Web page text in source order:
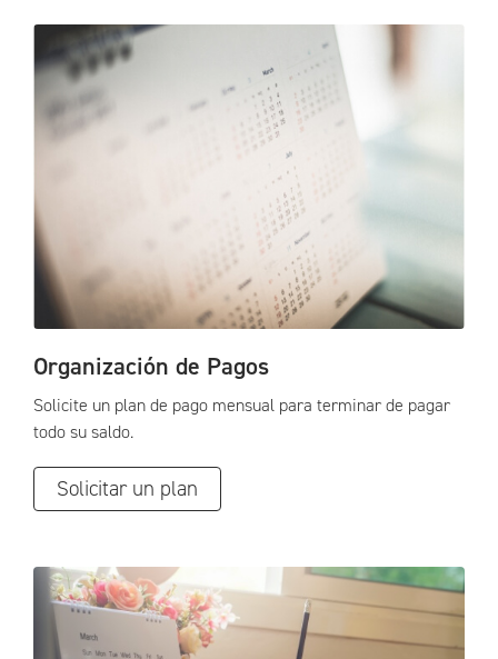
Organización de Pagos
Solicite un plan de pago mensual para terminar de pagar
todo su saldo.
Solicitar un plan